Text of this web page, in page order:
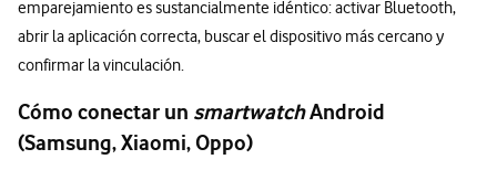
emparejamiento es sustancialmente idéntico: activar Bluetooth,
abrir la aplicación correcta, buscar el dispositivo más cercano y
confirmar la vinculación.
Cómo conectar un smartwatchAndroid
(Samsung, Xiaomi, Oppo)